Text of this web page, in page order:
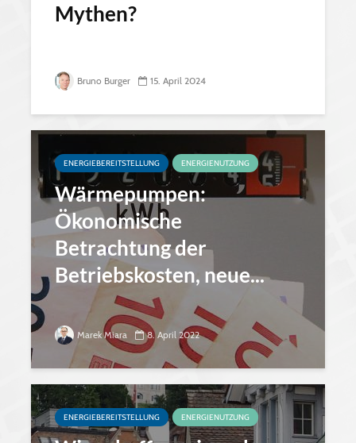
Mythen?
Bruno Burger 15. April 2024
ENERGIEBEREITSTELLUNG ENERGIENUTZUNG
Wärmepumpen:
Ökonomische
Betrachtung der
Betriebskosten, neue...
Marek Miara 8. April 2022
ENERGIEBEREITSTELLUNG ENERGIENUTZUNG